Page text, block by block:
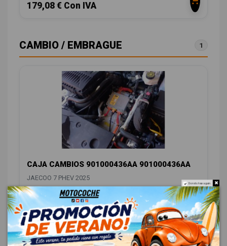
179,08 € Con IVA
CAMBIO / EMBRAGUE 1
CAJA CAMBIOS 901000436AA 901000436AA
JAECOO 7 PHEV 2025
OEM:
901000436AA
ID:1549528
1.998,00 € Sin IVA
2.417,58 € Con IVA
Do not show again.